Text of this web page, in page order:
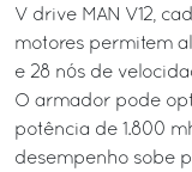
V drive MAN V12,
motores permitem
e 28 nós de
O armador pode
potência de 1.800
desempenho sobe